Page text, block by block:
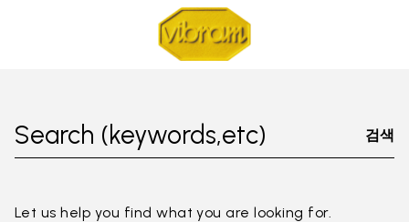
Search (keywords,etc) 검색
Let us help you find what you are looking for.